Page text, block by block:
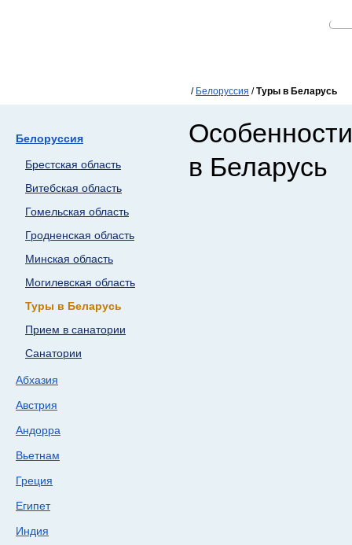
/ Белоруссия /Туры в Беларусь
Белоруссия
Брестская область
Витебская область
Гомельская область
Гродненская область
Минская область
Могилевская область
Туры в Беларусь
Прием в санатории
Санатории
Абхазия
Австрия
Андорра
Вьетнам
Греция
Египет
Индия
в Беларусь